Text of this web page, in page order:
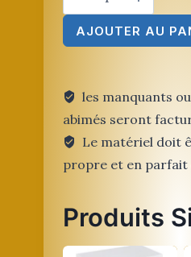
de
Banque
Frigo
tiroirs
AJOUTER AU
les manquants
abimés seront
Le matériel doit
propre et en parfait
Produits